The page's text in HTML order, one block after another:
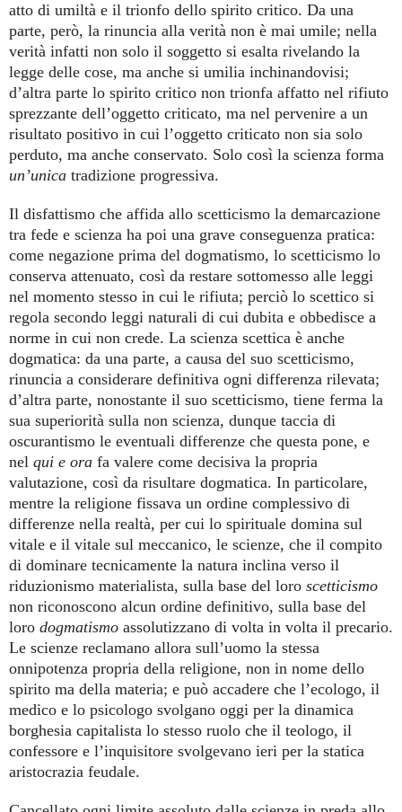
atto di umiltà e il trionfo dello spirito critico. Da una
parte, però, la rinuncia alla verità non è mai umile; nella
verità infatti non solo il soggetto si esalta rivelando la
legge delle cose, ma anche si umilia inchinandovisi;
d’altra parte lo spirito critico non trionfa affatto nel rifiuto
sprezzante dell’oggetto criticato, ma nel pervenire a un
risultato positivo in cui l’oggetto criticato non sia solo
perduto, ma anche conservato. Solo così la scienza forma
un’unica tradizione progressiva.
Il disfattismo che affida allo scetticismo la demarcazione
tra fede e scienza ha poi una grave conseguenza pratica:
come negazione prima del dogmatismo, lo scetticismo lo
conserva attenuato, così da restare sottomesso alle leggi
nel momento stesso in cui le rifiuta; perciò lo scettico si
regola secondo leggi naturali di cui dubita e obbedisce a
norme in cui non crede. La scienza scettica è anche
dogmatica: da una parte, a causa del suo scetticismo,
rinuncia a considerare definitiva ogni differenza rilevata;
d’altra parte, nonostante il suo scetticismo, tiene ferma la
sua superiorità sulla non scienza, dunque taccia di
oscurantismo le eventuali differenze che questa pone, e
nel qui e ora fa valere come decisiva la propria
valutazione, così da risultare dogmatica. In particolare,
mentre la religione fissava un ordine complessivo di
differenze nella realtà, per cui lo spirituale domina sul
vitale e il vitale sul meccanico, le scienze, che il compito
di dominare tecnicamente la natura inclina verso il
riduzionismo materialista, sulla base del loro scetticismo
non riconoscono alcun ordine definitivo, sulla base del
loro dogmatismo assolutizzano di volta in volta il precario.
Le scienze reclamano allora sull’uomo la stessa
onnipotenza propria della religione, non in nome dello
spirito ma della materia; e può accadere che l’ecologo, il
medico e lo psicologo svolgano oggi per la dinamica
borghesia capitalista lo stesso ruolo che il teologo, il
confessore e l’inquisitore svolgevano ieri per la statica
aristocrazia feudale.